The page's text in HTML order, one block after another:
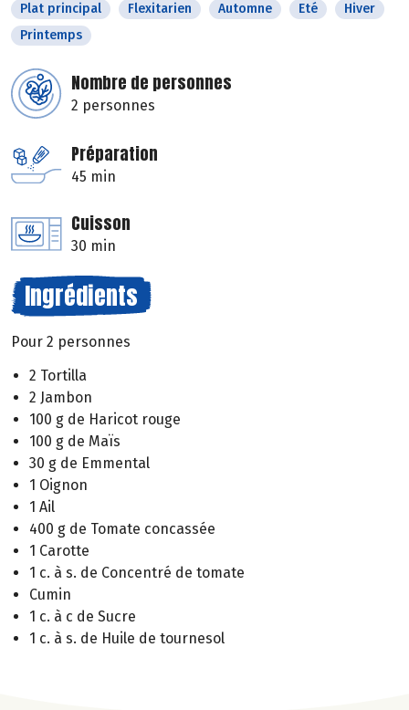
Plat principal Flexitarien Automne Eté
Hiver
Printemps
Nombre de personnes
2 personnes
Préparation
45 min
Cuisson
30 min
Ingrédients
Pour 2 personnes
2 Tortilla
2 Jambon
100 g de Haricot rouge
100 g de Maïs
30 g de Emmental
1 Oignon
1 Ail
400 g de Tomate concassée
1 Carotte
1 c. à s. de Concentré de tomate
Cumin
1 c. à c de Sucre
1 c. à s. de Huile de tournesol